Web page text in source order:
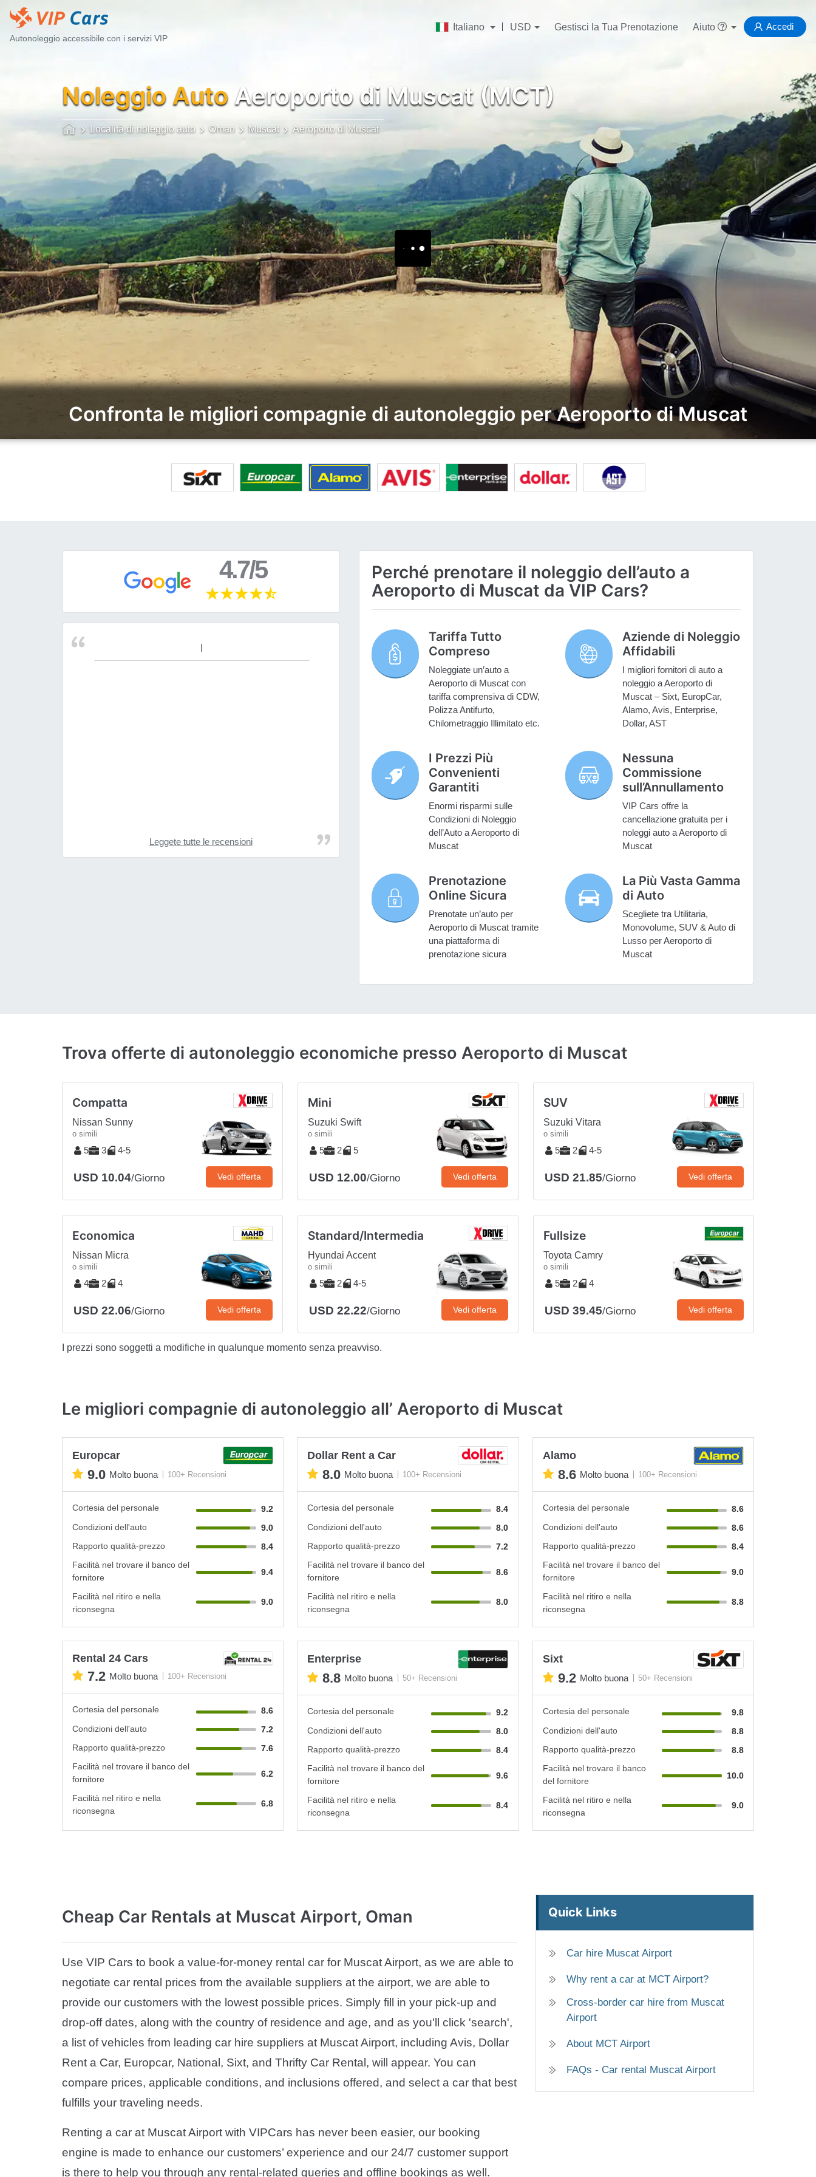
Autonoleggio accessibile con i servizi VIP
Italiano USD Gestisci la Tua Prenotazione Aiuto Accedi
Noleggio Auto Aeroporto di Muscat (MCT)
Località di noleggio auto Oman Muscat Aeroporto di Muscat
Confronta le migliori compagnie di autonoleggio per Aeroporto di Muscat
4.7/5
Leggete tutte le recensioni
Perché prenotare il noleggio dell’auto a
Aeroporto di Muscat da VIP Cars?
Tariffa Tutto
Compreso
Noleggiate un’auto a
Aeroporto di Muscat con
tariffa comprensiva di CDW,
Polizza Antifurto,
Chilometraggio Illimitato etc.
Aziende di Noleggio
Affidabili
I migliori fornitori di auto a
noleggio a Aeroporto di
Muscat – Sixt, EuropCar,
Alamo, Avis, Enterprise,
Dollar, AST
I Prezzi Più
Convenienti
Garantiti
Enormi risparmi sulle
Condizioni di Noleggio
dell’Auto a Aeroporto di
Muscat
Nessuna
Commissione
sull’Annullamento
VIP Cars offre la
cancellazione gratuita per i
noleggi auto a Aeroporto di
Muscat
Prenotazione
Online Sicura
Prenotate un’auto per
Aeroporto di Muscat tramite
una piattaforma di
prenotazione sicura
La Più Vasta Gamma
di Auto
Scegliete tra Utilitaria,
Monovolume, SUV & Auto di
Lusso per Aeroporto di
Muscat
Trova offerte di autonoleggio economiche presso Aeroporto di Muscat
Compatta
Nissan Sunny
o simili
5 3 4-5
USD 10.04/Giorno Vedi offerta
Mini
Suzuki Swift
o simili
5 2 5
USD 12.00/Giorno Vedi offerta
SUV
Suzuki Vitara
o simili
5 2 4-5
USD 21.85/Giorno Vedi offerta
Economica
Nissan Micra
o simili
4 2 4
USD 22.06/Giorno Vedi offerta
Standard/Intermedia
Hyundai Accent
o simili
5 2 4-5
USD 22.22/Giorno Vedi offerta
Fullsize
Toyota Camry
o simili
5 2 4
USD 39.45/Giorno Vedi offerta
I prezzi sono soggetti a modifiche in qualunque momento senza preavviso.
Le migliori compagnie di autonoleggio all’ Aeroporto di Muscat
Europcar
9.0 Molto buona 100+ Recensioni
Cortesia del personale
9.2
Condizioni dell'auto
9.0
Rapporto qualità-prezzo
8.4
Facilità nel trovare il banco del
fornitore
9.4
Facilità nel ritiro e nella
riconsegna
9.0
Dollar Rent a Car
8.0 Molto buona 100+ Recensioni
Cortesia del personale
8.4
Condizioni dell'auto
8.0
Rapporto qualità-prezzo
7.2
Facilità nel trovare il banco del
fornitore
8.6
Facilità nel ritiro e nella
riconsegna
8.0
Alamo
8.6 Molto buona 100+ Recensioni
Cortesia del personale
8.6
Condizioni dell'auto
8.6
Rapporto qualità-prezzo
8.4
Facilità nel trovare il banco del
fornitore
9.0
Facilità nel ritiro e nella
riconsegna
8.8
Rental 24 Cars
7.2 Molto buona 100+ Recensioni
Cortesia del personale
8.6
Condizioni dell'auto
7.2
Rapporto qualità-prezzo
7.6
Facilità nel trovare il banco del
fornitore
6.2
Facilità nel ritiro e nella
riconsegna
6.8
Enterprise
8.8 Molto buona 50+ Recensioni
Cortesia del personale
9.2
Condizioni dell'auto
8.0
Rapporto qualità-prezzo
8.4
Facilità nel trovare il banco del
fornitore
9.6
Facilità nel ritiro e nella
riconsegna
8.4
Sixt
9.2 Molto buona 50+ Recensioni
Cortesia del personale
9.8
Condizioni dell'auto
8.8
Rapporto qualità-prezzo
8.8
Facilità nel trovare il banco
del fornitore
10.0
Facilità nel ritiro e nella
riconsegna
9.0
Quick Links
Car hire Muscat Airport
Why rent a car at MCT Airport?
Cross-border car hire from Muscat
Airport
About MCT Airport
FAQs - Car rental Muscat Airport
Cheap Car Rentals at Muscat Airport, Oman
Use VIP Cars to book a value-for-money rental car for Muscat Airport, as we are able to
negotiate car rental prices from the available suppliers at the airport, we are able to
provide our customers with the lowest possible prices. Simply fill in your pick-up and
drop-off dates, along with the country of residence and age, and as you'll click 'search',
a list of vehicles from leading car hire suppliers at Muscat Airport, including Avis, Dollar
Rent a Car, Europcar, National, Sixt, and Thrifty Car Rental, will appear. You can
compare prices, applicable conditions, and inclusions offered, and select a car that best
fulfills your traveling needs.
Renting a car at Muscat Airport with VIPCars has never been easier, our booking
engine is made to enhance our customers’ experience and our 24/7 customer support
is there to help you through any rental-related queries and offline bookings as well.